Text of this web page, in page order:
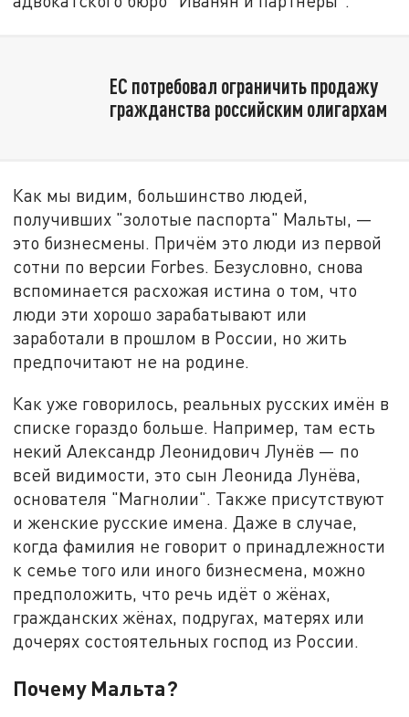
ЕС потребовал ограничить продажу
гражданства российским олигархам
Как мы видим, большинство людей,
получивших "золотые паспорта" Мальты, —
это бизнесмены. Причём это люди из первой
сотни по версии Forbes. Безусловно, снова
вспоминается расхожая истина о том, что
люди эти хорошо зарабатывают или
заработали в прошлом в России, но жить
предпочитают не на родине.
Как уже говорилось, реальных русских имён в
списке гораздо больше. Например, там есть
некий Александр Леонидович Лунёв — по
всей видимости, это сын Леонида Лунёва,
основателя "Магнолии". Также присутствуют
и женские русские имена. Даже в случае,
когда фамилия не говорит о принадлежности
к семье того или иного бизнесмена, можно
предположить, что речь идёт о жёнах,
гражданских жёнах, подругах, матерях или
дочерях состоятельных господ из России.
Почему Мальта?